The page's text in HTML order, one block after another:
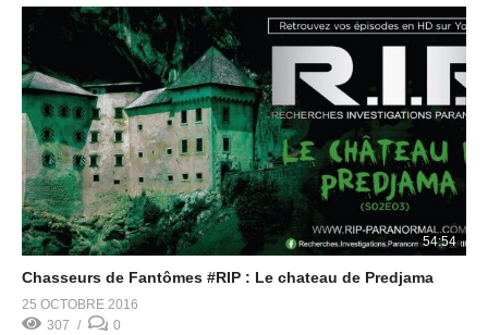
54:54
Chasseurs de Fantômes #RIP : Le chateau de Predjama
25 OCTOBRE 2016
307
0